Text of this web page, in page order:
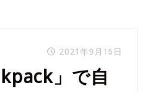
2021年9月16日
」で自